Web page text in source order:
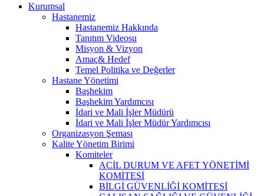
Kurumsal
Hastanemiz
Hastanemiz Hakkında
Tanıtım Videosu
Misyon & Vizyon
Amaç& Hedef
Temel Politika ve Değerler
Hastane Yönetimi
Başhekim
Başhekim Yardımcısı
İdari ve Mali İşler Müdürü
İdari ve Mali İşler Müdür Yardımcısı
Organizasyon Şeması
Kalite Yönetim Birimi
Komiteler
ACİL DURUM VE AFET YÖNETİMİ
KOMİTESİ
BİLGİ GÜVENLİĞİ KOMİTESİ